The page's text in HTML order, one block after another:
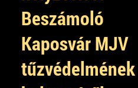
Beszámoló
Kaposvár MJV
tűzvédelmének